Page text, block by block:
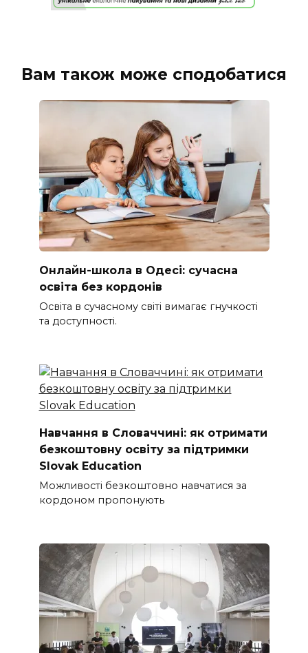
Вам також може сподобатися
Онлайн-школа в Одесі: сучасна
освіта без кордонів
Освіта в сучасному світі вимагає гнучкості
та доступності.
Навчання в Словаччині: як отримати
безкоштовну освіту за підтримки
Slovak Education
Можливості безкоштовно навчатися за
кордоном пропонують